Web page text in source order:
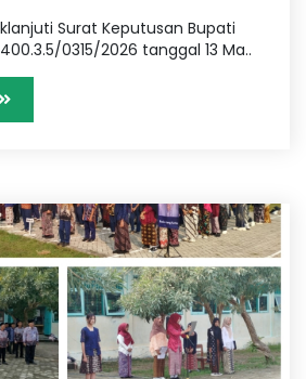
Surat Keputusan Bupati
0315/2026 tanggal 13 Ma..